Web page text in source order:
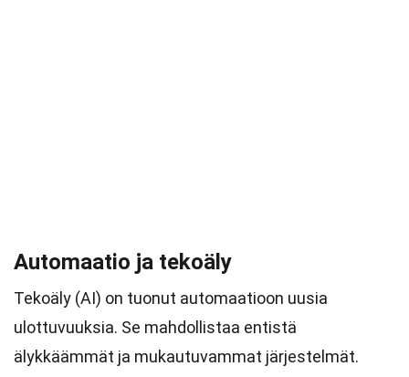
Automaatio ja tekoäly
Tekoäly (AI) on tuonut automaatioon uusia
ulottuvuuksia. Se mahdollistaa entistä
älykkäämmät ja mukautuvammat järjestelmät.